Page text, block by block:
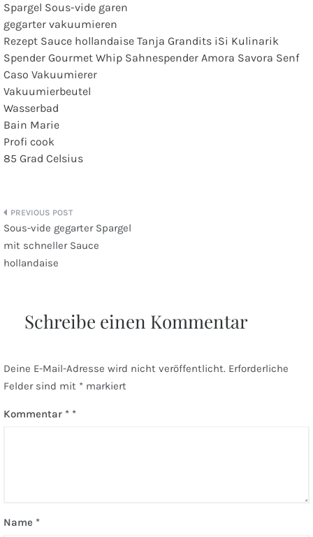
Spargel Sous-vide garen
gegarter vakuumieren
Rezept Sauce hollandaise Tanja Grandits iSi Kulinarik
Spender Gourmet Whip Sahnespender Amora Savora Senf
Caso Vakuumierer
Vakuumierbeutel
Wasserbad
Bain Marie
Profi cook
85 Grad Celsius
Beitragsnavigation
Sous-vide gegarter Spargel
mit schneller Sauce
hollandaise
Schreibe einen Kommentar
Deine E-Mail-Adresse wird nicht veröffentlicht. Erforderliche
Felder sind mit * markiert
Kommentar *
Name *